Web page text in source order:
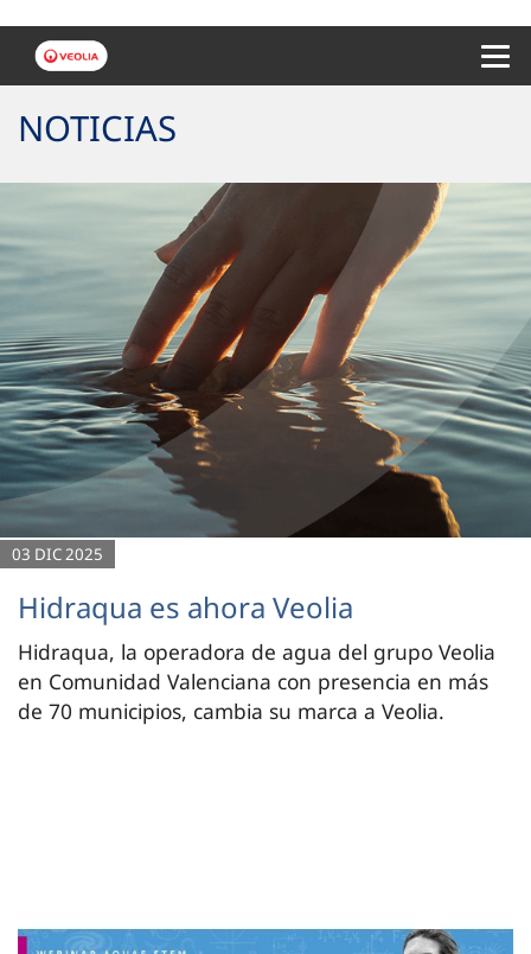
NOTICIAS
03 DIC 2025
Hidraqua es ahora Veolia
Hidraqua, la operadora de agua del grupo Veolia
en Comunidad Valenciana con presencia en más
de 70 municipios, cambia su marca a Veolia.